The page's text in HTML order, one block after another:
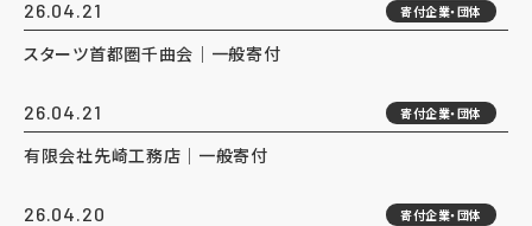
26.04.21 寄付企業・団体
スターツ首都圏千曲会｜一般寄付
26.04.21 寄付企業・団体
有限会社先崎工務店｜一般寄付
26.04.20 寄付企業・団体